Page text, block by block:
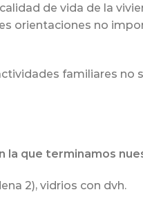
de vida de la
orientaciones no
familiares no
la que terminamos
2), vidrios con dvh.